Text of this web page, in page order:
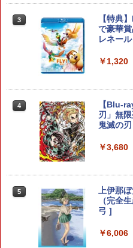
ン レイ
￥7,480
ナンザ
3
【新品
店】
4
【中古
ー ラグ
5
＼
ド PS5
ローラ
5ディス
電指示
USBケー
Switch2
シンプ
ポーチ
収納 ガ
ト プレ
【中古
￥4,400
5
Switch2
応 スイ
い ニン
ト ケー
3
【特典
で豪華
レネー
￥1,320
4
【Blu-
刃」無
鬼滅の
￥3,680
5
上伊那
（完全
弓 ]
￥6,006